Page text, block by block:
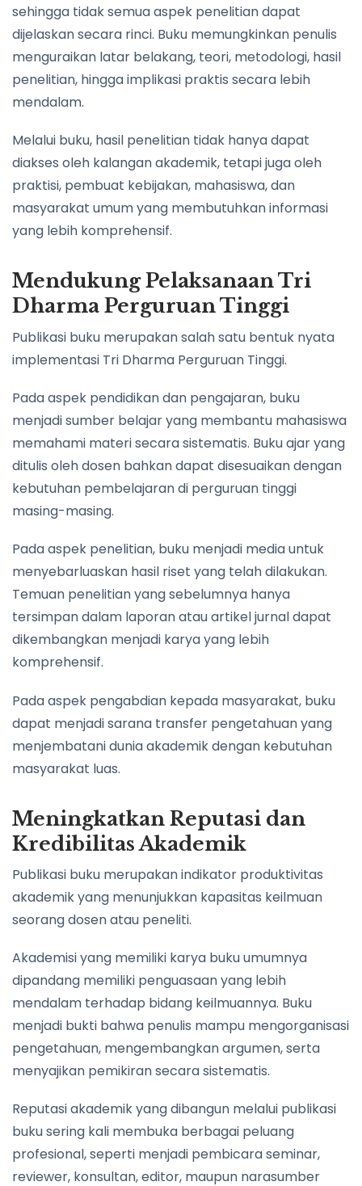
sehingga tidak semua aspek penelitian dapat
dijelaskan secara rinci. Buku memungkinkan penulis
menguraikan latar belakang, teori, metodologi, hasil
penelitian, hingga implikasi praktis secara lebih
mendalam.
Melalui buku, hasil penelitian tidak hanya dapat
diakses oleh kalangan akademik, tetapi juga oleh
praktisi, pembuat kebijakan, mahasiswa, dan
masyarakat umum yang membutuhkan informasi
yang lebih komprehensif.
Mendukung Pelaksanaan Tri
Dharma Perguruan Tinggi
Publikasi buku merupakan salah satu bentuk nyata
implementasi Tri Dharma Perguruan Tinggi.
Pada aspek pendidikan dan pengajaran, buku
menjadi sumber belajar yang membantu mahasiswa
memahami materi secara sistematis. Buku ajar yang
ditulis oleh dosen bahkan dapat disesuaikan dengan
kebutuhan pembelajaran di perguruan tinggi
masing-masing.
Pada aspek penelitian, buku menjadi media untuk
menyebarluaskan hasil riset yang telah dilakukan.
Temuan penelitian yang sebelumnya hanya
tersimpan dalam laporan atau artikel jurnal dapat
dikembangkan menjadi karya yang lebih
komprehensif.
Pada aspek pengabdian kepada masyarakat, buku
dapat menjadi sarana transfer pengetahuan yang
menjembatani dunia akademik dengan kebutuhan
masyarakat luas.
Meningkatkan Reputasi dan
Kredibilitas Akademik
Publikasi buku merupakan indikator produktivitas
akademik yang menunjukkan kapasitas keilmuan
seorang dosen atau peneliti.
Akademisi yang memiliki karya buku umumnya
dipandang memiliki penguasaan yang lebih
mendalam terhadap bidang keilmuannya. Buku
menjadi bukti bahwa penulis mampu mengorganisasi
pengetahuan, mengembangkan argumen, serta
menyajikan pemikiran secara sistematis.
Reputasi akademik yang dibangun melalui publikasi
buku sering kali membuka berbagai peluang
profesional, seperti menjadi pembicara seminar,
reviewer, konsultan, editor, maupun narasumber